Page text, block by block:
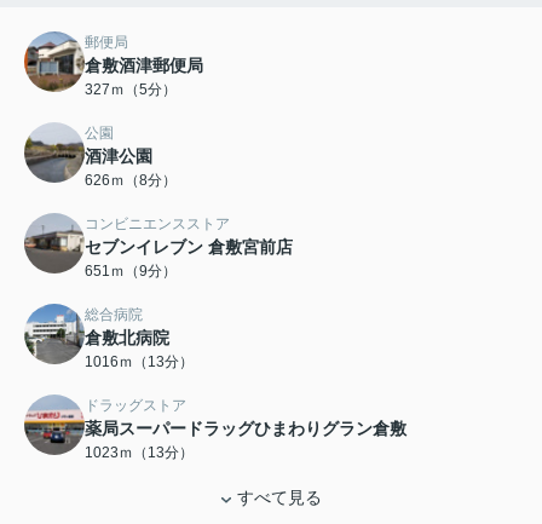
郵便局
倉敷酒津郵便局
327ｍ（5分）
公園
酒津公園
626ｍ（8分）
コンビニエンスストア
セブンイレブン 倉敷宮前店
651ｍ（9分）
総合病院
倉敷北病院
1016ｍ（13分）
ドラッグストア
薬局スーパードラッグひまわりグラン倉敷
1023ｍ（13分）
すべて見る